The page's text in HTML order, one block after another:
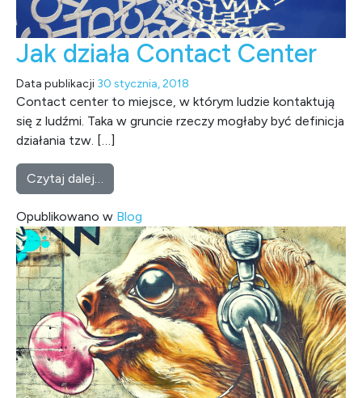
Jak działa Contact Center
Data publikacji 30 stycznia, 2018
Contact center to miejsce, w którym ludzie kontaktują
się z ludźmi. Taka w gruncie rzeczy mogłaby być definicja
działania tzw. […]
Czytaj dalej…
Opublikowano w Blog